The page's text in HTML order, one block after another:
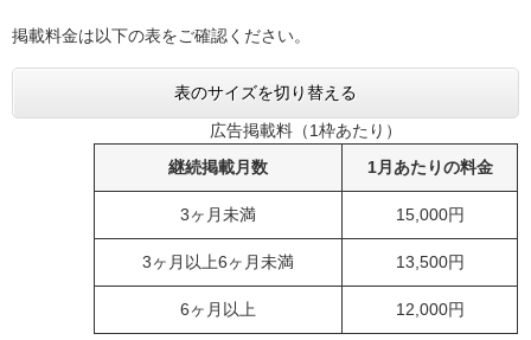
掲載料金は以下の表をご確認ください。
表のサイズを切り替える
広告掲載料（1枠あたり）
継続掲載月数
1月あたりの料金
3ヶ月未満 15,000円
3ヶ月以上6ヶ月未満 13,500円
6ヶ月以上 12,000円